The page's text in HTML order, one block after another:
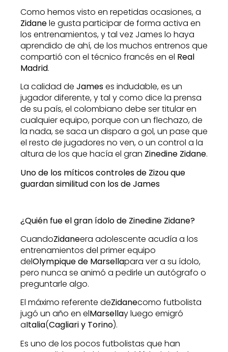
Como hemos visto en repetidas ocasiones, a
Zidanele gusta participar de forma activa en
los entrenamientos, y tal vez James lo haya
aprendido de ahí, de los muchos entrenos que
compartió con el técnico francés en el Real
Madrid.
La calidad de Jameses indudable, es un
jugador diferente, y tal y como dice la prensa
de su país, el colombiano debe ser titular en
cualquier equipo, porque con un flechazo, de
la nada, se saca un disparo a gol, un pase que
el resto de jugadores no ven, o un control a la
altura de los que hacía el gran Zinedine Zidane.
Uno de los míticos controles de Zizou que
guardan similitud con los de James
¿Quién fue el gran ídolo de Zinedine Zidane?
CuandoZidaneera adolescente acudía a los
entrenamientos del primer equipo
delOlympique de Marsellapara ver a su ídolo,
pero nunca se animó a pedirle un autógrafo o
preguntarle algo.
El máximo referente deZidanecomo futbolista
jugó un año en elMarsellay luego emigró
aItalia(Cagliari y Torino).
Es uno de los pocos futbolistas que han